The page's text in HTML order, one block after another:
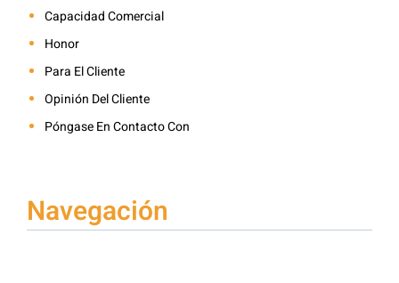
Capacidad Comercial
Honor
Para El Cliente
Opinión Del Cliente
Póngase En Contacto Con
Navegación